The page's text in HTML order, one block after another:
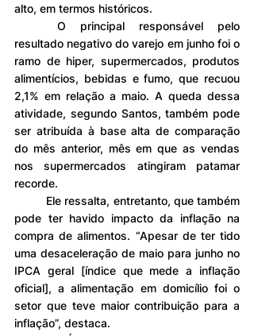
alto, em termos históricos.
resultado negativo do varejo em junho foi o
ramo de hiper, supermercados, produtos
alimentícios, bebidas e fumo, que recuou
2,1% em relação a maio. A queda dessa
atividade, segundo Santos, também pode
ser atribuída à base alta de comparação
do mês anterior, mês em que as vendas
nos supermercados atingiram patamar
recorde.
pode ter havido impacto da inflação na
compra de alimentos. “Apesar de ter tido
uma desaceleração de maio para junho no
IPCA geral [índice que mede a inflação
oficial], a alimentação em domicílio foi o
setor que teve maior contribuição para a
inflação”, destaca.